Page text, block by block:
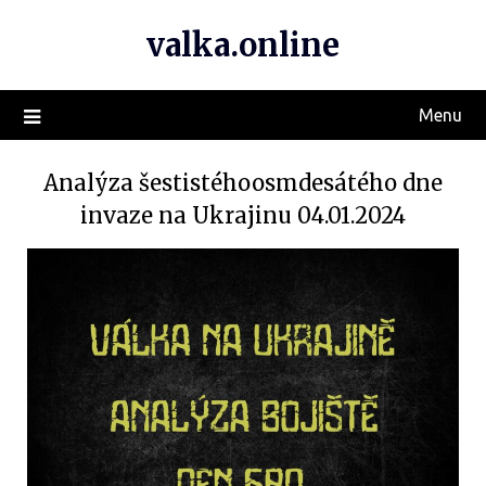
valka.online
Menu
Analýza šestistéhoosmdesátého dne
invaze na Ukrajinu 04.01.2024